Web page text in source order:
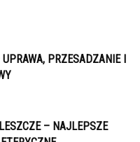
PRZESADZANIE I
– NAJLEPSZE